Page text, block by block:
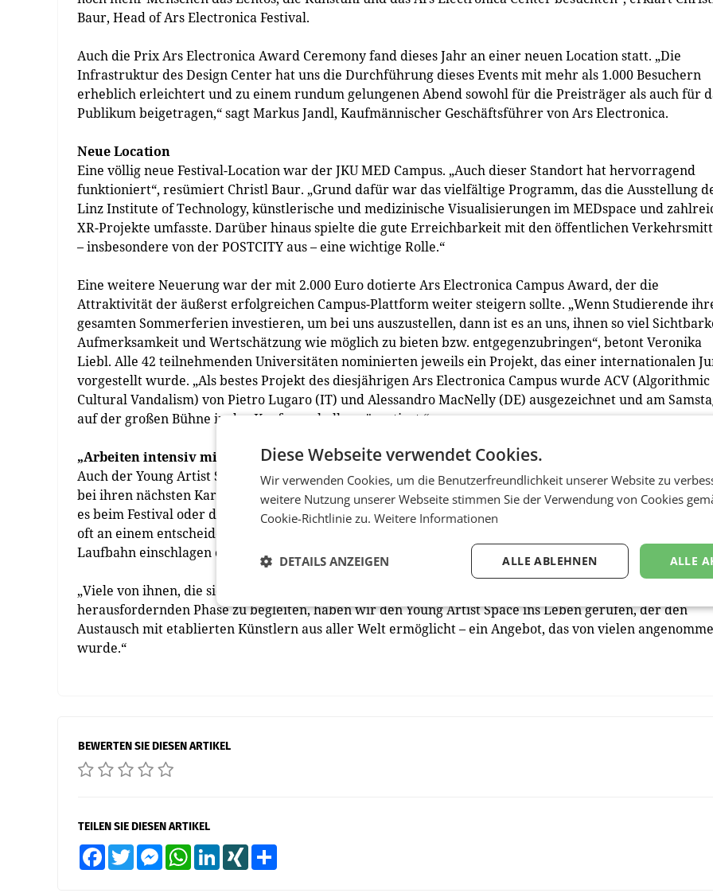
Baur, Head of Ars Electronica Festival.
Auch die Prix Ars Electronica Award Ceremony fand dieses Jahr an einer neuen Location statt. „Die
Infrastruktur des Design Center hat uns die Durchführung dieses Events mit mehr als 1.000 Besuchern
erheblich erleichtert und zu einem rundum gelungenen Abend sowohl für die Preisträger als auch für
Publikum beigetragen,“ sagt Markus Jandl, Kaufmännischer Geschäftsführer von Ars Electronica.
Neue Location
Eine völlig neue Festival-Location war der JKU MED Campus. „Auch dieser Standort hat hervorragend
funktioniert“, resümiert Christl Baur. „Grund dafür war das vielfältige Programm, das die Ausstellung
Linz Institute of Technology, künstlerische und medizinische Visualisierungen im MEDspace und
XR-Projekte umfasste. Darüber hinaus spielte die gute Erreichbarkeit mit den öffentlichen
– insbesondere von der POSTCITY aus – eine wichtige Rolle.“
Eine weitere Neuerung war der mit 2.000 Euro dotierte Ars Electronica Campus Award, der die
Attraktivität der äußerst erfolgreichen Campus-Plattform weiter steigern sollte. „Wenn Studierende
gesamten Sommerferien investieren, um bei uns auszustellen, dann ist es an uns, ihnen so viel
Aufmerksamkeit und Wertschätzung wie möglich zu bieten bzw. entgegenzubringen“, betont Veronika
Liebl. Alle 42 teilnehmenden Universitäten nominierten jeweils ein Projekt, das einer internationalen
vorgestellt wurde. „Als bestes Projekt des diesjährigen Ars Electronica Campus wurde ACV (Algorithmic
Cultural Vandalism) von Pietro Lugaro (IT) und Alessandro MacNelly (DE) ausgezeichnet und am
auf der großen Bühne in der Konferenzhalle präsentiert.“
„Arbeiten intensiv mit jungen Menschen zusammen“
Auch der Young Artist Space, der gemeinsam mit OTELO erstmals angeboten wurde, sollte junge
bei ihren nächsten Karriereschritten unterstützen und motivieren. „Im Rahmen von create your world
es beim Festival oder dem Prix Ars Electronica – arbeiten wir intensiv mit jungen Menschen zusammen,
oft an einem entscheidenden Punkt in ihrem Leben stehen: der Entscheidung, ob sie eine künstlerische
Laufbahn einschlagen oder nicht“, erklärt Veronika Liebl.
„Viele von ihnen, die sich für die Kunst entscheiden, fühlen sich allein gelassen. Um sie in dieser
herausfordernden Phase zu begleiten, haben wir den Young Artist Space ins Leben gerufen, der den
Austausch mit etablierten Künstlern aus aller Welt ermöglicht – ein Angebot, das von vielen
wurde.“
BEWERTEN SIE DIESEN ARTIKEL
TEILEN SIE DIESEN ARTIKEL
FacebookTwitter MessengerWhatsAppLinkedInXING
Diese Webseite verwendet Cookies.
Wir verwenden Cookies, um die Benutzerfreundlichkeit unserer Website zu
weitere Nutzung unserer Webseite stimmen Sie der Verwendung von Cookies
Cookie-Richtlinie zu. Weitere Informationen
ALLE
ALLE ABLEHNEN
DETAILS ANZEIGEN